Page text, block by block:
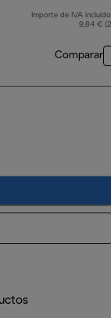
Importe de IVA
9,84 €
Comparar